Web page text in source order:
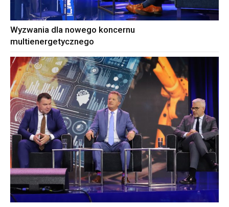
Wyzwania dla nowego koncernu
multienergetycznego